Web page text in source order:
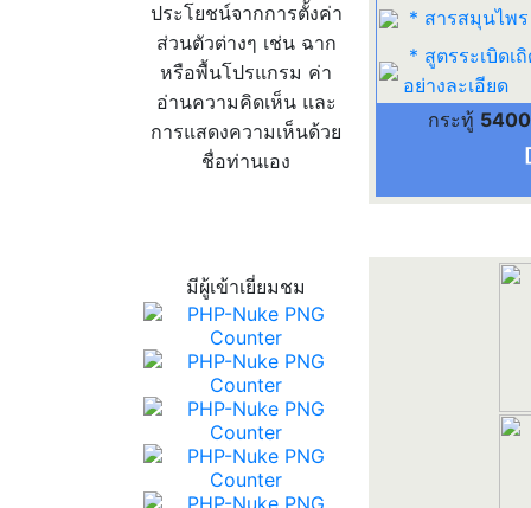
ประโยชน์จากการตั้งค่า
ส่วนตัวต่างๆ เช่น ฉาก
หรือพื้นโปรแกรม ค่า
อ่านความคิดเห็น และ
การแสดงความเห็นด้วย
ชื่อท่านเอง
มีผู้เข้าเยี่ยมชม
* สารสมุนไพร
* สูตรระเบิดเถิ
อย่างละเอียด
กระทู้ 5400